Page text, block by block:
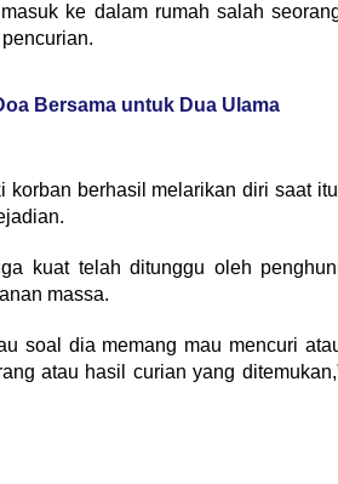
ke dalam rumah salah
Bersama untuk Dua Ulama
berhasil melarikan diri saat
kuat telah ditunggu oleh
massa.
soal dia memang mau mencuri
atau hasil curian yang